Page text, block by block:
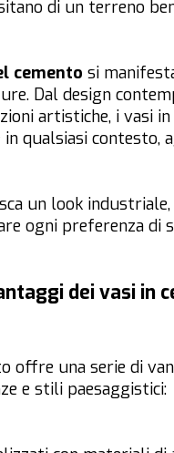
di un terreno
cemento si
Dal design
artistiche, i vasi
qualsiasi contesto,
un look
ogni preferenza di
dei vasi in
offre una serie di
e stili paesaggistici: